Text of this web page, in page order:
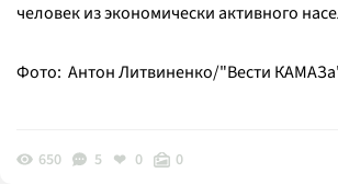
человек из экономически активного
Фото: Антон Литвиненко/"Вести
650 5 0 0